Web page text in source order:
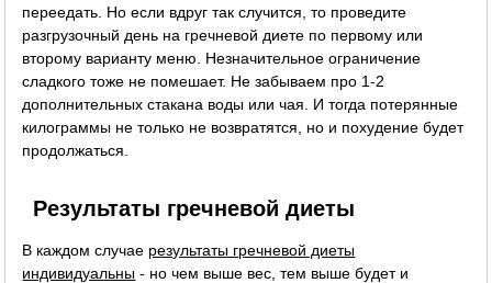
переедать. Но если вдруг так случится, то проведите
разгрузочный день на гречневой диете по первому или
второму варианту меню. Незначительное ограничение
сладкого тоже не помешает. Не забываем про 1-2
дополнительных стакана воды или чая. И тогда потерянные
килограммы не только не возвратятся, но и похудение будет
продолжаться.
Результаты гречневой диеты
В каждом случае результаты гречневой диеты
индивидуальны - но чем выше вес, тем выше будет и